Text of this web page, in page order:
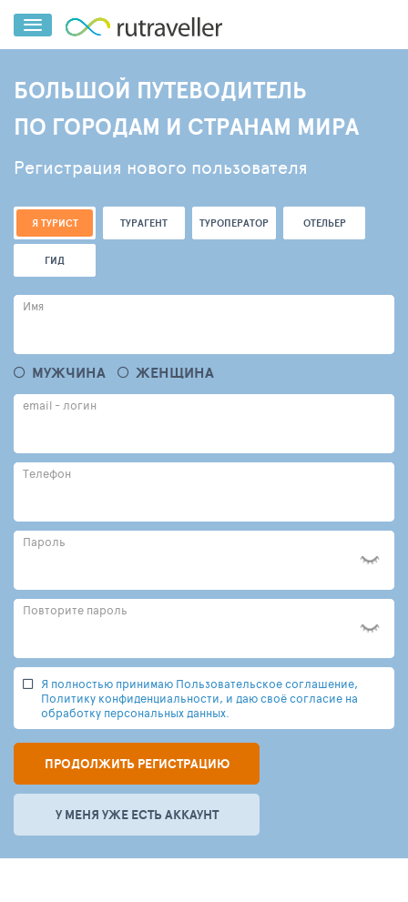
БОЛЬШОЙ ПУТЕВОДИТЕЛЬ
ПО ГОРОДАМ И СТРАНАМ МИРА
Регистрация нового пользователя
Я ТУРИСТ ТУРАГЕНТ ТУРОПЕРАТОР ОТЕЛЬЕР
ГИД
Имя
МУЖЧИНА ЖЕНЩИНА
email - логин
Телефон
Пароль
Повторите пароль
Я полностью принимаю Пользовательское соглашение,
Политику конфиденциальности, и даю своё согласие на
обработку персональных данных.
ПРОДОЛЖИТЬ РЕГИСТРАЦИЮ
У МЕНЯ УЖЕ ЕСТЬ АККАУНТ